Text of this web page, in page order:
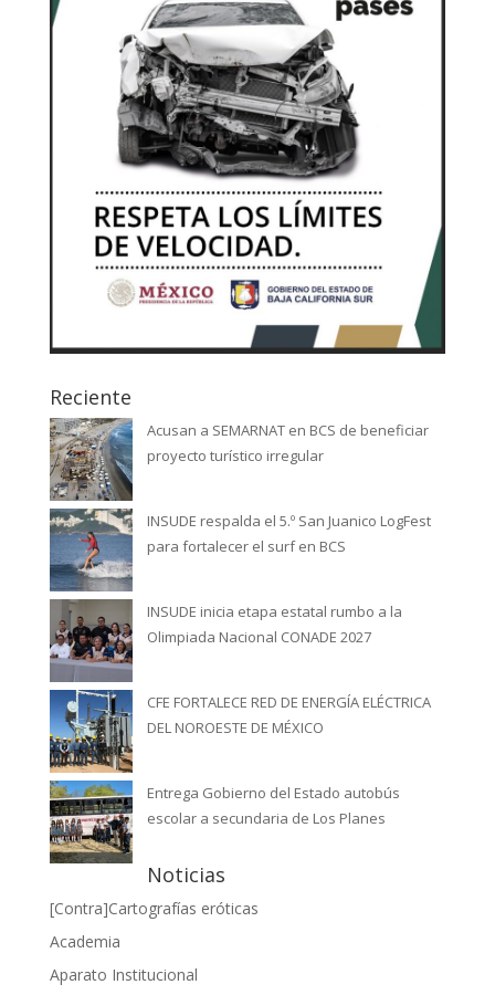
Reciente
Acusan a SEMARNAT en BCS de beneficiar
proyecto turístico irregular
INSUDE respalda el 5.º San Juanico LogFest
para fortalecer el surf en BCS
INSUDE inicia etapa estatal rumbo a la
Olimpiada Nacional CONADE 2027
CFE FORTALECE RED DE ENERGÍA ELÉCTRICA
DEL NOROESTE DE MÉXICO
Entrega Gobierno del Estado autobús
escolar a secundaria de Los Planes
Noticias
[Contra]Cartografías eróticas
Academia
Aparato Institucional